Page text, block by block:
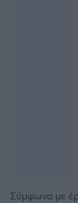
Σύμφωνα με